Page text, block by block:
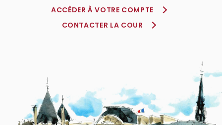
ACCÈDER À VOTRE COMPTE
CONTACTER LA COUR